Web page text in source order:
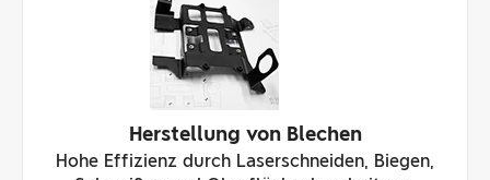
Herstellung von Blechen
Hohe Effizienz durch Laserschneiden, Biegen,